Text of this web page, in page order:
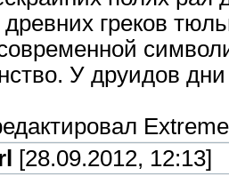
греков
У друидов
[28.09.2012, 12:13]